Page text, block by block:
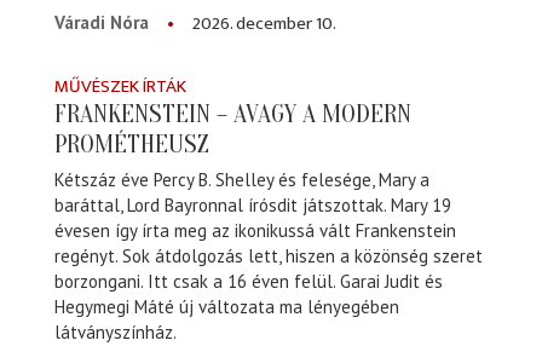
Váradi Nóra
2026. december 10.
MŰVÉSZEK ÍRTÁK
FRANKENSTEIN – AVAGY A MODERN
PROMÉTHEUSZ
Kétszáz éve Percy B. Shelley és felesége, Mary a
baráttal, Lord Bayronnal írósdit játszottak. Mary 19
évesen így írta meg az ikonikussá vált Frankenstein
regényt. Sok átdolgozás lett, hiszen a közönség szeret
borzongani. Itt csak a 16 éven felül. Garai Judit és
Hegymegi Máté új változata ma lényegében
látványszínház.